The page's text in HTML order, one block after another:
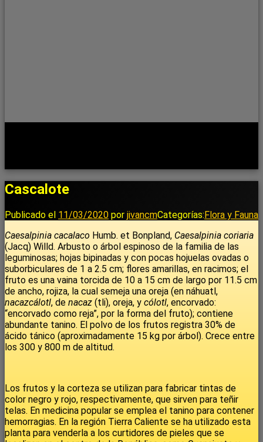
Cascalote
Publicado el 11/03/2020 por jivancmCategorías: Flora y Fauna
Caesalpinia cacalaco Humb. et Bonpland, Caesalpinia coriaria
(Jacq) Willd. Arbusto o árbol espinoso de la familia de las
leguminosas; hojas bipinadas y con pocas hojuelas ovadas o
suborbiculares de 1 a 2.5 cm; flores amarillas, en racimos; el
fruto es una vaina torcida de 10 a 15 cm de largo por 11.5 cm
de ancho, rojiza, la cual semeja una oreja (en náhuatl,
nacazcálotl, de nacaz (tli), oreja, y cólotl, encorvado:
“encorvado como reja”, por la forma del fruto); contiene
abundante tanino. El polvo de los frutos registra 30% de
ácido tánico (aproximadamente 15 kg por árbol). Crece entre
los 300 y 800 m de altitud.
Los frutos y la corteza se utilizan para fabricar tintas de
color negro y rojo, respectivamente, que sirven para teñir
telas. En medicina popular se emplea el tanino para contener
hemorragias. En la región Tierra Caliente se ha utilizado esta
planta para venderla a los curtidores de pieles que se